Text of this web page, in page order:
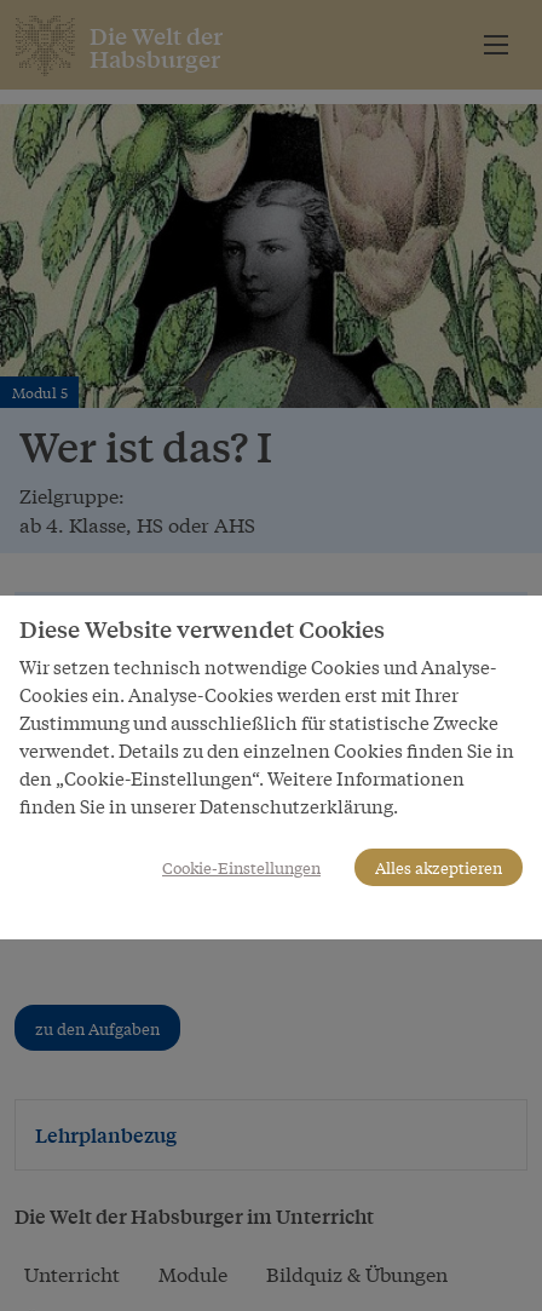
Die Welt der
Habsburger
Modul 5
Wer ist das? I
Zielgruppe:
ab 4. Klasse, HS oder AHS
Übersicht
Aufgabe 1
Aufgabe 2
Aufgabe 3
Die hier gesuchte Person ist ein Superstar der
indem du die Online-Übung löst:
zu den Aufgaben
Lehrplanbezug
Die Welt der Habsburger im Unterricht
Unterricht Module
Bildquiz & Übungen
Diese Website verwendet Cookies
Wir setzen technisch notwendige Cookies und Analyse-
Cookies ein. Analyse-Cookies werden erst mit Ihrer
Zustimmung und ausschließlich für statistische Zwecke
verwendet. Details zu den einzelnen Cookies finden Sie in
den „Cookie-Einstellungen“. Weitere Informationen
finden Sie in unserer Datenschutzerklärung.
Cookie-Einstellungen Alles akzeptieren